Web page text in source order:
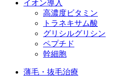
イオン導入
高濃度ビタミン
トラネキサム酸
グリシルグリシン
ペプチド
幹細胞
薄毛・抜毛治療